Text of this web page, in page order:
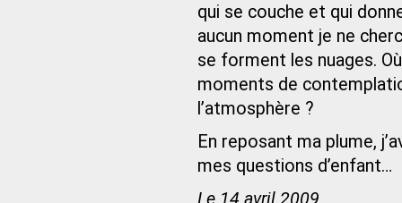
qui se couche et qui
aucun moment je ne
se forment les nuages.
moments de
l’atmosphère ?
En reposant ma plume,
mes questions d’enfant…